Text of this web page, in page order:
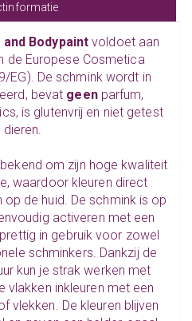
and Bodypaintvoldoet aan
de Europese Cosmetica
EG). De schmink wordt in
bevat geenparfum,
is glutenvrij en niet getest
dieren.
om zijn hoge kwaliteit
waardoor kleuren direct
de huid. De schmink is op
activeren met een
in gebruik voor zowel
schminkers. Dankzij de
kun je strak werken met
vlakken inkleuren met een
vlekken. De kleuren blijven